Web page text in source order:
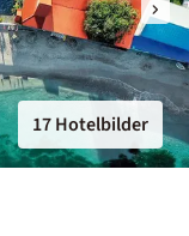
17 Hotelbilder